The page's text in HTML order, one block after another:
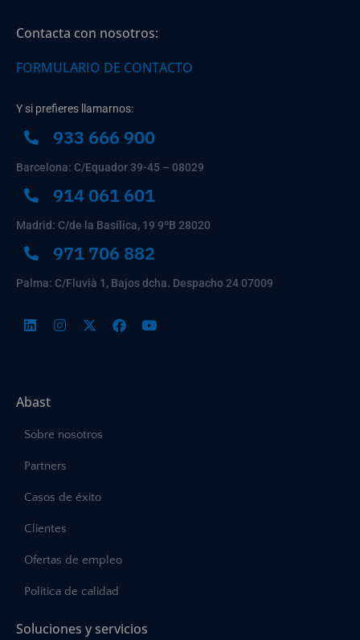
Contacta con nosotros:
FORMULARIO DE CONTACTO
Y si prefieres llamarnos:
933 666 900
Barcelona: C/Equador 39-45 – 08029
914 061 601
Madrid: C/de la Basílica, 19 9ºB 28020
971 706 882
Palma: C/Fluvià 1, Bajos dcha. Despacho 24 07009
Abast
Sobre nosotros
Partners
Casos de éxito
Clientes
Ofertas de empleo
Política de calidad
Soluciones y servicios